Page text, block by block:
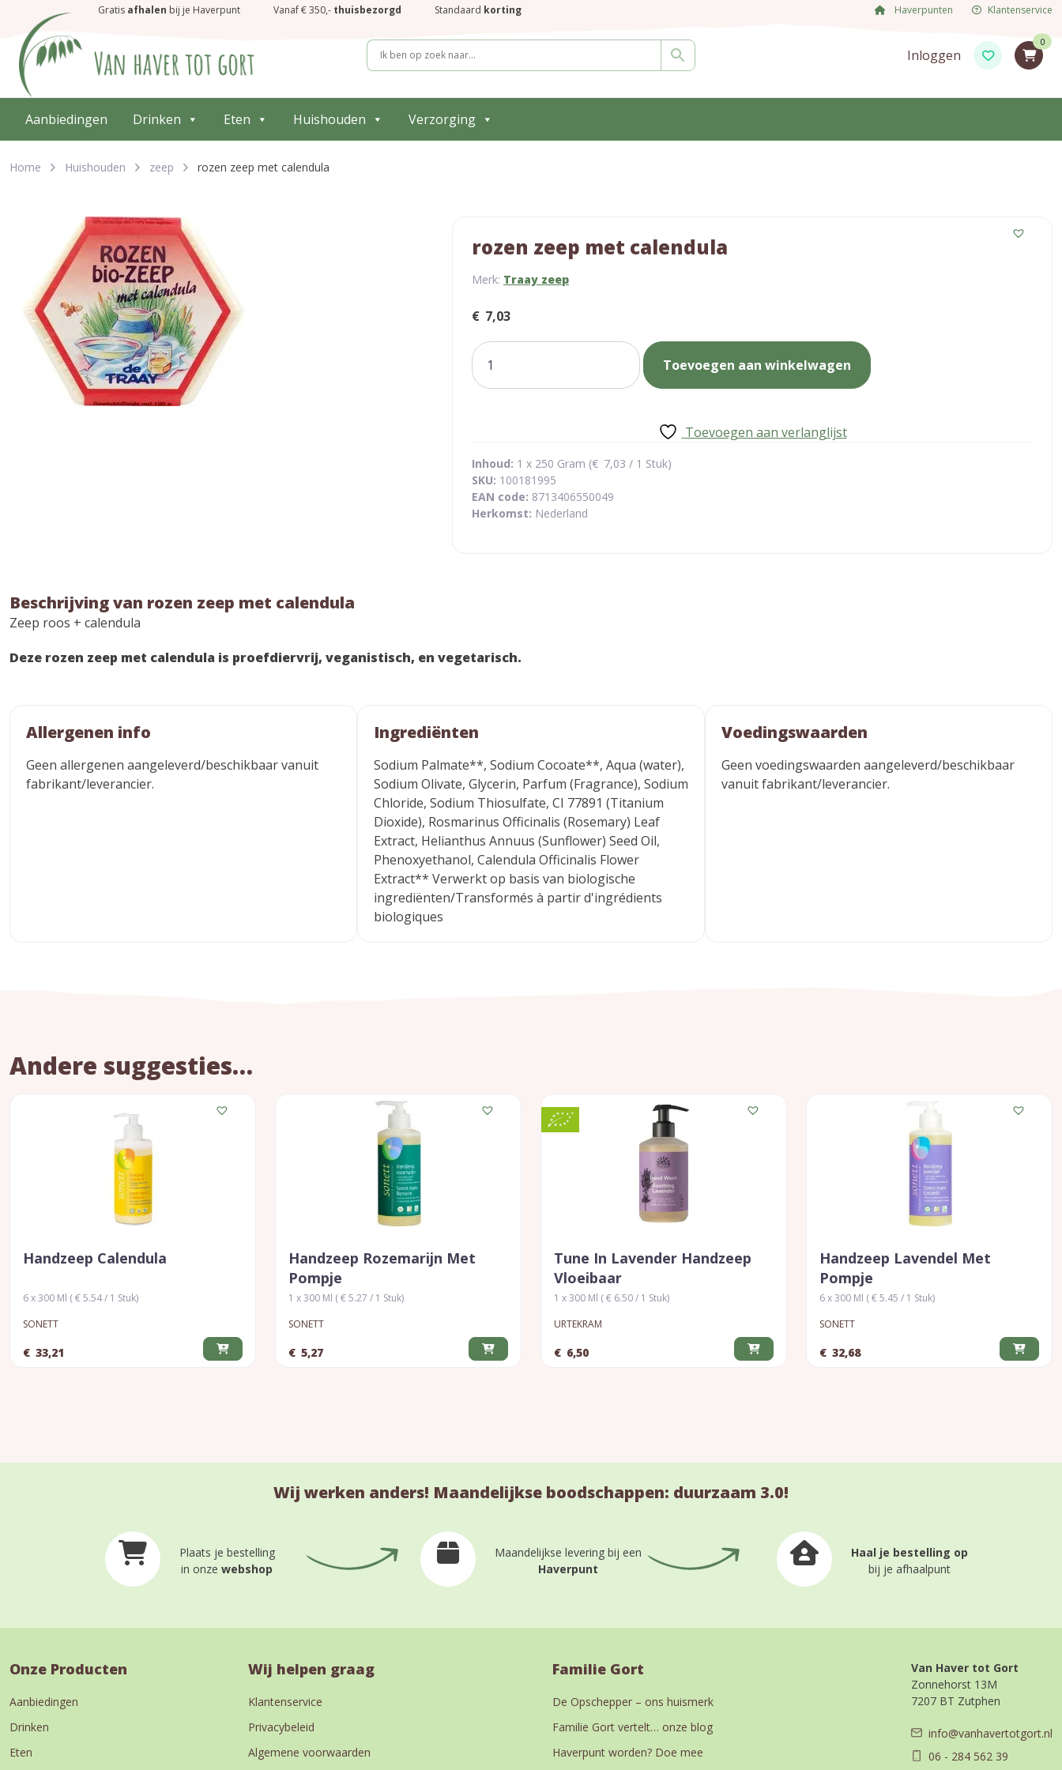
Gratis afhalen bij je Haverpunt Vanaf € 350,- thuisbezorgd Standaard korting Haverpunten Klantenservice
Inloggen
0
Aanbiedingen Drinken Eten Huishouden Verzorging
Home Huishouden zeep rozen zeep met calendula
rozen zeep met calendula
Merk: Traay zeep
€ 7,03
rozen
zeep
met
Toevoegen aan winkelwagen
Toevoegen aan verlanglijst
Inhoud: 1 x 250 Gram (€ 7,03 / 1 Stuk)
SKU: 100181995
EAN code: 8713406550049
Herkomst: Nederland
Beschrijving van rozen zeep met calendula
Zeep roos + calendula
Deze rozen zeep met calendula is proefdiervrij, veganistisch, en vegetarisch.
Allergenen info
Geen allergenen aangeleverd/beschikbaar vanuit
fabrikant/leverancier.
Ingrediënten
Sodium Palmate**, Sodium Cocoate**, Aqua (water),
Sodium Olivate, Glycerin, Parfum (Fragrance), Sodium
Chloride, Sodium Thiosulfate, CI 77891 (Titanium
Dioxide), Rosmarinus Officinalis (Rosemary) Leaf
Extract, Helianthus Annuus (Sunflower) Seed Oil,
Phenoxyethanol, Calendula Officinalis Flower
Extract** Verwerkt op basis van biologische
ingrediënten/Transformés à partir d'ingrédients
biologiques
Voedingswaarden
Geen voedingswaarden aangeleverd/beschikbaar
vanuit fabrikant/leverancier.
Andere suggesties…
Handzeep Calendula
6 x 300 Ml ( € 5.54 / 1 Stuk)
SONETT
€ 33,21
Handzeep Rozemarijn Met
Pompje
1 x 300 Ml ( € 5.27 / 1 Stuk)
SONETT
€ 5,27
Tune In Lavender Handzeep
Vloeibaar
1 x 300 Ml ( € 6.50 / 1 Stuk)
URTEKRAM
€ 6,50
Handzeep Lavendel Met
Pompje
6 x 300 Ml ( € 5.45 / 1 Stuk)
SONETT
€ 32,68
Wij werken anders! Maandelijkse boodschappen: duurzaam 3.0!
Plaats je bestelling
in onze webshop
Maandelijkse levering bij een
Haverpunt
Haal je bestelling op
bij je afhaalpunt
Onze Producten
Aanbiedingen
Drinken
Eten
Wij helpen graag
Klantenservice
Privacybeleid
Algemene voorwaarden
Familie Gort
De Opschepper – ons huismerk
Familie Gort vertelt… onze blog
Haverpunt worden? Doe mee
Van Haver tot Gort
Zonnehorst 13M
7207 BT Zutphen
info@vanhavertotgort.nl
06 - 284 562 39